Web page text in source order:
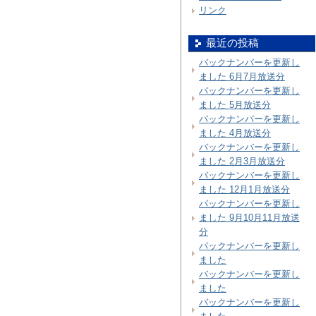
リンク
最近の投稿
バックナンバーを更新し
ました 6月7月放送分
バックナンバーを更新し
ました 5月放送分
バックナンバーを更新し
ました 4月放送分
バックナンバーを更新し
ました 2月3月放送分
バックナンバーを更新し
ました 12月1月放送分
バックナンバーを更新し
ました 9月10月11月放送
分
バックナンバーを更新し
ました
バックナンバーを更新し
ました
バックナンバーを更新し